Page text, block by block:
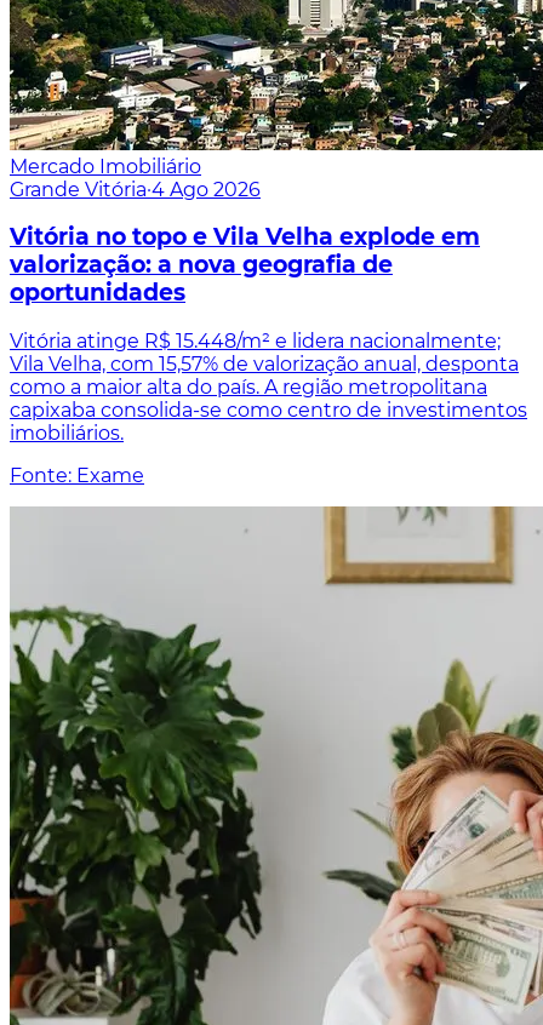
Mercado Imobiliário
Grande Vitória·4 Ago 2026
Vitória no topo e Vila Velha explode em
valorização: a nova geografia de
oportunidades
Vitória atinge R$ 15.448/m² e lidera nacionalmente;
Vila Velha, com 15,57% de valorização anual, desponta
como a maior alta do país. A região metropolitana
capixaba consolida-se como centro de investimentos
imobiliários.
Fonte: Exame